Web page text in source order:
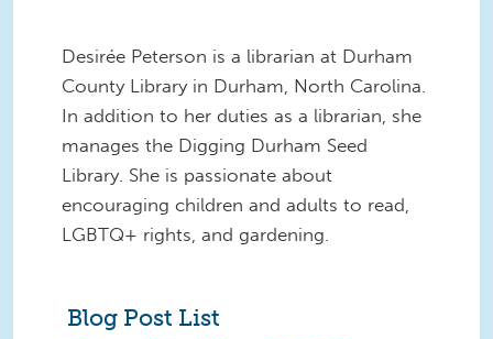
Desirée Peterson is a librarian at Durham
County Library in Durham, North Carolina.
In addition to her duties as a librarian, she
manages the Digging Durham Seed
Library. She is passionate about
encouraging children and adults to read,
LGBTQ+ rights, and gardening.
Blog Post List